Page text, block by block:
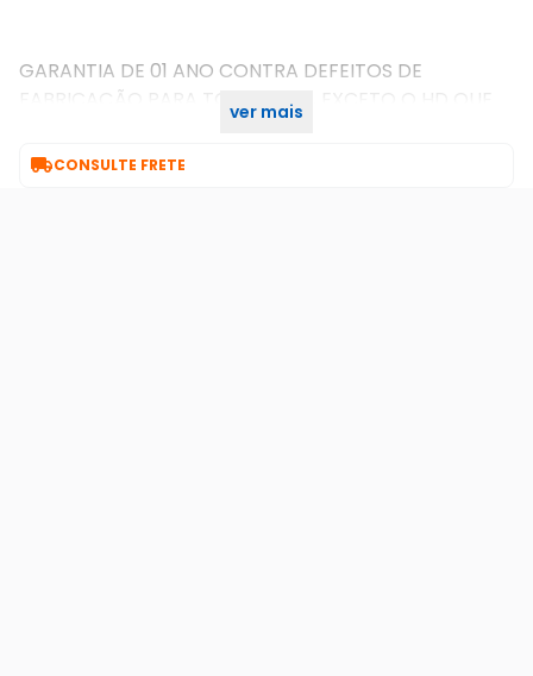
GARANTIA DE 01 ANO CONTRA DEFEITOS DE
FABRICAÇÃO PARA TODO O KIT, EXCETO O HD QUE
ver mais
CONSULTE FRETE